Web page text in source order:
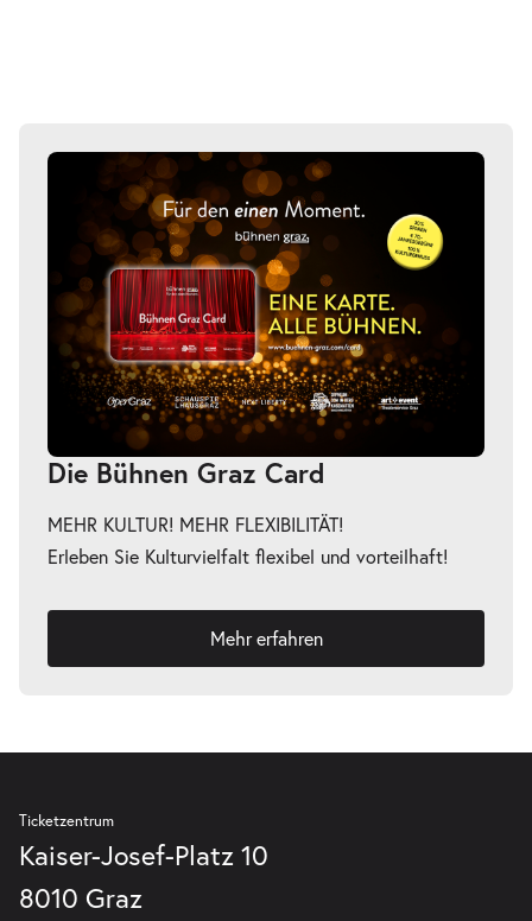
Die Bühnen Graz Card
MEHR KULTUR! MEHR FLEXIBILITÄT!
Erleben Sie Kulturvielfalt flexibel und vorteilhaft!
Mehr erfahren
Ticketzentrum
Kaiser-Josef-Platz 10
8010 Graz